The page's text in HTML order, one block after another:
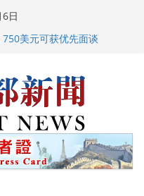
日
美元可获优先面谈
” : 出生在美国就是美国
老教师罗纳德·萨科尔斯基
让沉香有序走向世界